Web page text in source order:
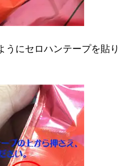
うにセロハンテープを貼り